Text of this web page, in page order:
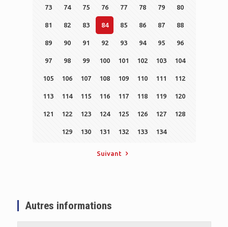
73 74 75 76 77 78 79 80
81 82 83 84 85 86 87 88
89 90 91 92 93 94 95 96
97 98 99 100 101 102 103 104
105 106 107 108 109 110 111 112
113 114 115 116 117 118 119 120
121 122 123 124 125 126 127 128
129 130 131 132 133 134
Suivant
Autres informations